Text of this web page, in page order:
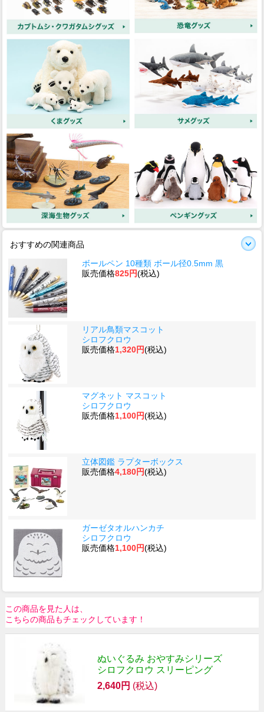
おすすめの関連商品
ボールペン 10種類 ボール径0.5mm 黒
販売価格825円(税込)
リアル鳥類マスコット
シロフクロウ
販売価格1,320円(税込)
マグネット マスコット
シロフクロウ
販売価格1,100円(税込)
立体図鑑 ラプターボックス
販売価格4,180円(税込)
ガーゼタオルハンカチ
シロフクロウ
販売価格1,100円(税込)
この商品を見た人は、
こちらの商品もチェックしています！
ぬいぐるみ おやすみシリーズ
シロフクロウ スリーピング
2,640円 (税込)